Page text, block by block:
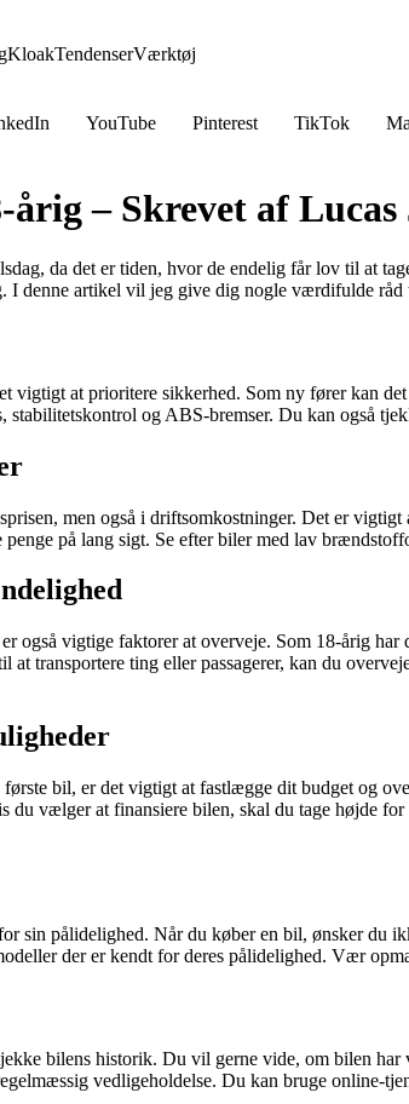
KloakTendenserVærktøj
YouTube Pinterest TikTok
– Skrevet af Lucas
da det er tiden, hvor de endelig får lov til at
I denne artikel vil jeg give dig nogle værdifulde
vigtigt at prioritere sikkerhed. Som ny fører kan
stabilitetskontrol og ABS-bremser. Du kan også
men også i driftsomkostninger. Det er
på lang sigt. Se efter biler med lav
også vigtige faktorer at overveje. Som 18-årig
at transportere ting eller passagerer, kan du
bil, er det vigtigt at fastlægge dit budget og
du vælger at finansiere bilen, skal du tage højde
sin pålidelighed. Når du køber en bil, ønsker du
der er kendt for deres pålidelighed. Vær
bilens historik. Du vil gerne vide, om bilen
vedligeholdelse. Du kan bruge online-